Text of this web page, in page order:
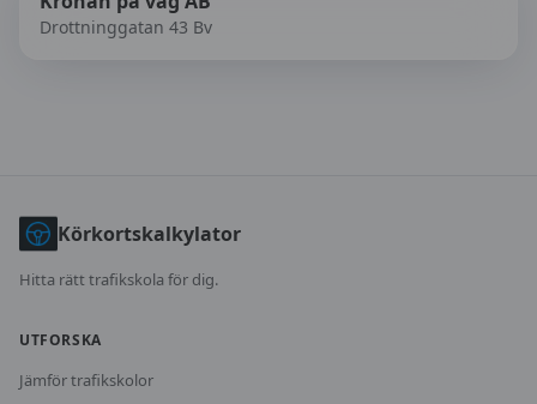
Drottninggatan 43 Bv
Körkortskalkylator
Hitta rätt trafikskola för dig.
UTFORSKA
Jämför trafikskolor